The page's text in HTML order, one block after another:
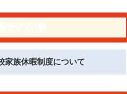
家族休暇制度について